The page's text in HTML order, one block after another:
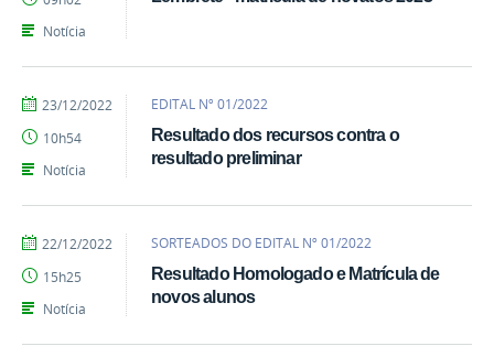
Notícia
EDITAL Nº 01/2022
Resultado dos recursos contra o
resultado preliminar
por
publicado
23/12/2022
10h54
Notícia
SORTEADOS DO EDITAL Nº 01/2022
Resultado Homologado e Matrícula de
novos alunos
por
publicado
22/12/2022
15h25
Notícia